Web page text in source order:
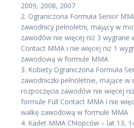
2009, 2008, 2007
2. Ograniczona Formuła Senior
zawodnicy pełnoletni, mający w
zawodów nie więcej niż 3 wygrane
Contact MMA i nie więcej niż 1
zawodową w formule MMA
3. Kobiety Ograniczona Formuła
zawodniczki pełnoletnie, mające w
rozpoczęcia zawodów nie więcej
formule Full Contact MMA i nie
walkę zawodową w formule MMA
4. Kadet MMA Chłopców – lat 13,